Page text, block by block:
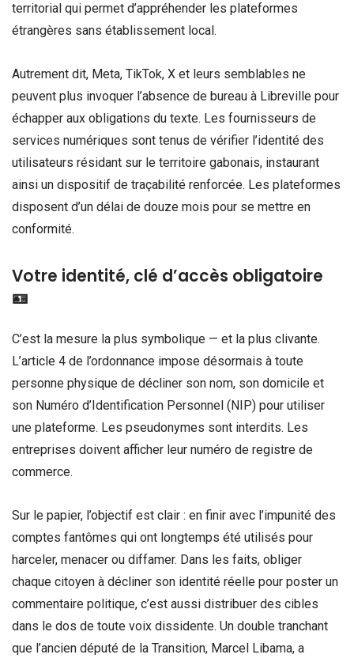
territorial qui permet d’appréhender les plateformes
étrangères sans établissement local.
Autrement dit, Meta, TikTok, X et leurs semblables ne
peuvent plus invoquer l’absence de bureau à Libreville pour
échapper aux obligations du texte. Les fournisseurs de
services numériques sont tenus de vérifier l’identité des
utilisateurs résidant sur le territoire gabonais, instaurant
ainsi un dispositif de traçabilité renforcée. Les plateformes
disposent d’un délai de douze mois pour se mettre en
conformité.
Votre identité, clé d’accès obligatoire
🪪
C’est la mesure la plus symbolique — et la plus clivante.
L’article 4 de l’ordonnance impose désormais à toute
personne physique de décliner son nom, son domicile et
son Numéro d’Identification Personnel (NIP) pour utiliser
une plateforme. Les pseudonymes sont interdits. Les
entreprises doivent afficher leur numéro de registre de
commerce.
Sur le papier, l’objectif est clair : en finir avec l’impunité des
comptes fantômes qui ont longtemps été utilisés pour
harceler, menacer ou diffamer. Dans les faits, obliger
chaque citoyen à décliner son identité réelle pour poster un
commentaire politique, c’est aussi distribuer des cibles
dans le dos de toute voix dissidente. Un double tranchant
que l’ancien député de la Transition, Marcel Libama, a